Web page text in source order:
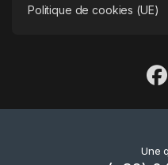
Politique de cookies (UE)
Une